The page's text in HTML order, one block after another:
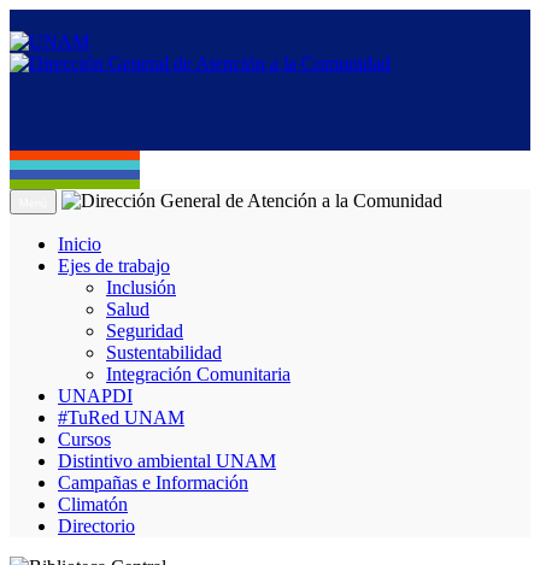
Inicio
Ejes de trabajo
Inclusión
Salud
Seguridad
Sustentabilidad
Integración Comunitaria
UNAPDI
#TuRed UNAM
Cursos
Distintivo ambiental UNAM
Campañas e Información
Climatón
Directorio